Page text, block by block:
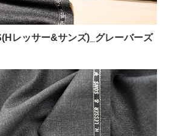
レッサー&サンズ)_グレーバーズ